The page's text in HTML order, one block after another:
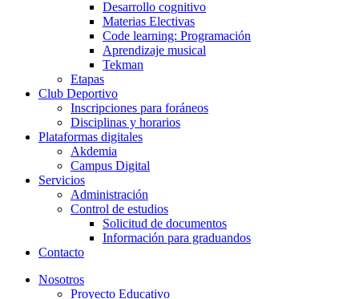
Desarrollo cognitivo
Materias Electivas
Code learning: Programación
Aprendizaje musical
Tekman
Etapas
Club Deportivo
Inscripciones para foráneos
Disciplinas y horarios
Plataformas digitales
Akdemia
Campus Digital
Servicios
Administración
Control de estudios
Solicitud de documentos
Información para graduandos
Contacto
Nosotros
Proyecto Educativo